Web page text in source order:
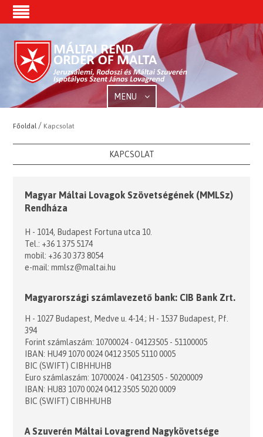
MENU
Főoldal / Kapcsolat
KAPCSOLAT
Magyar Máltai Lovagok Szövetségének (MMLSz)
Rendháza
H - 1014, Budapest Fortuna utca 10.
Tel.: +36 1 375 5174
mobil: +36 30 373 8054
e-mail: mmlsz@maltai.hu
Magyarországi számlavezető bank: CIB Bank Zrt.
H - 1027 Budapest, Medve u. 4-14.; H - 1537 Budapest, Pf.
394
Forint számlaszám: 10700024 - 04123505 - 51100005
IBAN: HU49 1070 0024 0412 3505 5110 0005
BIC (SWIFT) CIBHHUHB
Euro számlaszám: 10700024 - 04123505 - 50200009
IBAN: HU83 1070 0024 0412 3505 5020 0009
BIC (SWIFT) CIBHHUHB
A Szuverén Máltai Lovagrend Nagykövetsége